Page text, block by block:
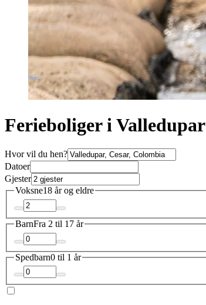
Ferieboliger i Valledupar
Hvor vil du hen?
Datoer
Gjester
Voksne18 år og eldre
BarnFra 2 til 17 år
Spedbarn0 til 1 år